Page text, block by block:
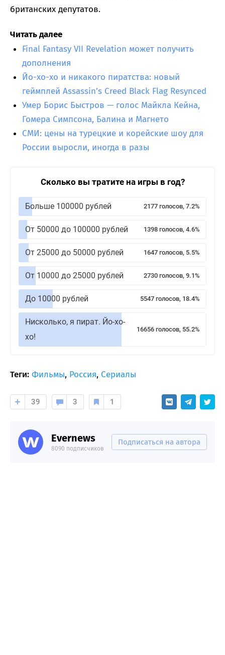
британских депутатов.
Читать далее
Final Fantasy VII Revelation может получить
дополнения
Йо-хо-хо и никакого пиратства: новый
геймплей Assassin’s Creed Black Flag Resynced
Умер Борис Быстров — голос Майкла Кейна,
Гомера Симпсона, Балина и Магнето
СМИ: цены на турецкие и корейские шоу для
России выросли, иногда в разы
Сколько вы тратите на игры в год?
Больше 100000 рублей 2177 голосов, 7.2%
От 50000 до 100000 рублей 1398 голосов, 4.6%
От 25000 до 50000 рублей 1647 голосов, 5.5%
От 10000 до 25000 рублей 2730 голосов, 9.1%
До 10000 рублей 5547 голосов, 18.4%
Нисколько, я пират. Йо-хо-
хо!
16656 голосов, 55.2%
Теги: Фильмы, Россия, Сериалы
39 3 1
Evernews
8090 подписчиков
Подписаться на автора